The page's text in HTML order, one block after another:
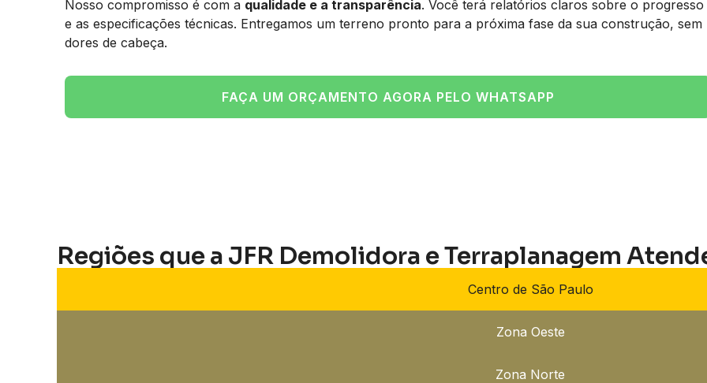
Nosso compromisso é com a qualidade e a transparência. Você terá relatórios claros sobre o progresso
e as especificações técnicas. Entregamos um terreno pronto para a próxima fase da sua construção, sem
dores de cabeça.
FAÇA UM ORÇAMENTO AGORA PELO WHATSAPP
Regiões que a JFR Demolidora e Terraplanagem
Centro de São Paulo
Zona Oeste
Zona Norte